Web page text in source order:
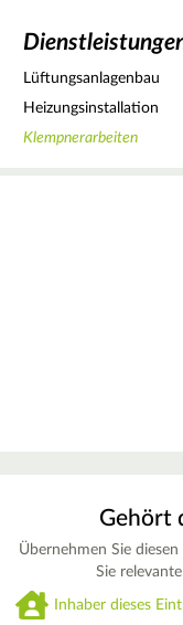
Lüftungsanlagenbau
Heizungsinstallation
Klempnerarbeiten
Gehört
Übernehmen Sie
Sie
Inhaber dieses